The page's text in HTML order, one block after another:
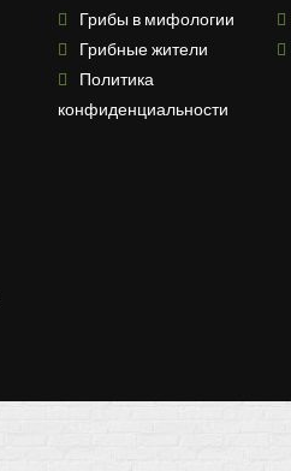
Грибы в мифологии
Грибные жители
Политика
конфиденциальности